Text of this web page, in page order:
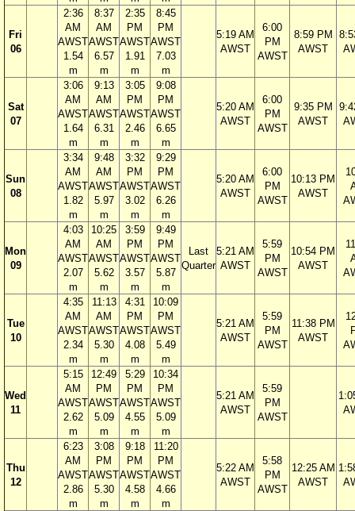
Fri
06
2:36
AM
AWST
1.54
m
8:37
AM
AWST
6.57
m
2:35
PM
AWST
1.91
m
8:45
PM
AWST
7.03
m
5:19 AM
AWST
6:00
PM
AWST
8:59 PM
AWST
Sat
07
3:06
AM
AWST
1.64
m
9:13
AM
AWST
6.31
m
3:05
PM
AWST
2.46
m
9:08
PM
AWST
6.65
m
5:20 AM
AWST
6:00
PM
AWST
9:35 PM
AWST
Sun
08
3:34
AM
AWST
1.82
m
9:48
AM
AWST
5.97
m
3:32
PM
AWST
3.02
m
9:29
PM
AWST
6.26
m
5:20 AM
AWST
6:00
PM
AWST
10:13 PM
AWST
Mon
09
4:03
AM
AWST
2.07
m
10:25
AM
AWST
5.62
m
3:59
PM
AWST
3.57
m
9:49
PM
AWST
5.87
m
Last
Quarter
5:21 AM
AWST
5:59
PM
AWST
10:54 PM
AWST
Tue
10
4:35
AM
AWST
2.34
m
11:13
AM
AWST
5.30
m
4:31
PM
AWST
4.08
m
10:09
PM
AWST
5.49
m
5:21 AM
AWST
5:59
PM
AWST
11:38 PM
AWST
Wed
11
5:15
AM
AWST
2.62
m
12:49
PM
AWST
5.09
m
5:29
PM
AWST
4.55
m
10:34
PM
AWST
5.09
m
5:21 AM
AWST
5:59
PM
AWST
Thu
12
6:23
AM
AWST
2.86
m
3:08
PM
AWST
5.30
m
9:18
PM
AWST
4.58
m
11:20
PM
AWST
4.66
m
5:22 AM
AWST
5:58
PM
AWST
12:25 AM
AWST